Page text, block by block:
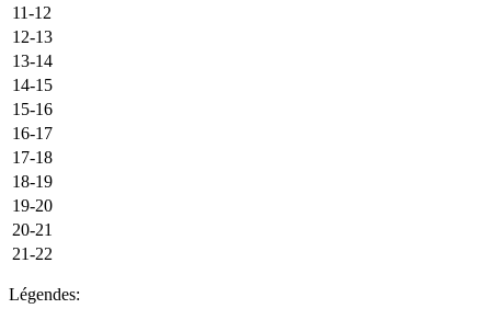
11-12
12-13
13-14
14-15
15-16
16-17
17-18
18-19
19-20
20-21
21-22
Légendes: